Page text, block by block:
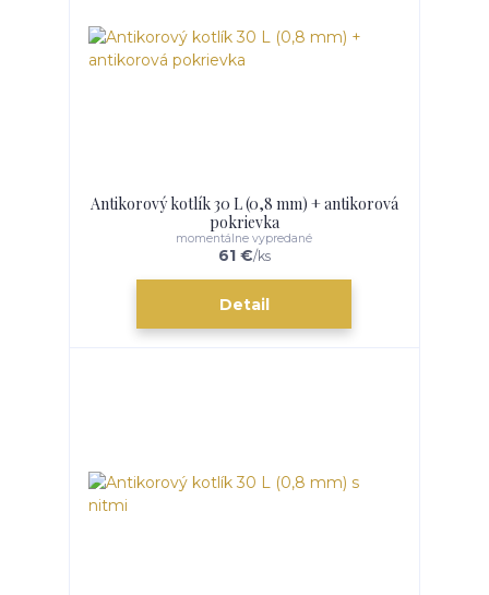
Antikorový kotlík 30 L (0,8 mm) + antikorová
pokrievka
61 €/ks
momentálne vypredané
Detail